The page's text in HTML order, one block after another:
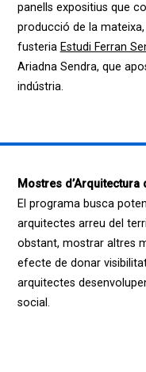
panells expositius que
producció de la
fusteria Estudi Ferran
Ariadna Sendra, que
indústria.
Mostres d’Arquitectura
El programa busca
arquitectes arreu del
obstant, mostrar altres
efecte de donar
arquitectes
social.